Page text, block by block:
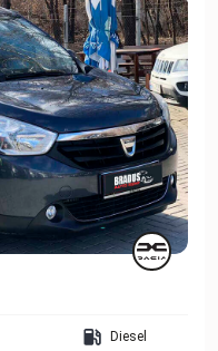
Diesel